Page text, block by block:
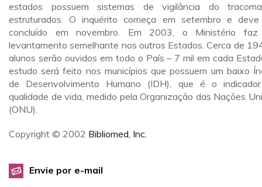
estados possuem sistemas de vigilância do
estruturados. O inquérito começa em setembro e
concluído em novembro. Em 2003, o Ministério faz
levantamento semelhante nos outros Estados. Cerca de
alunos serão ouvidos em todo o País – 7 mil em cada
estudo será feito nos municípios que possuem um baixo
de Desenvolvimento Humano (IDH), que é o
qualidade de vida, medido pela Organização das Nações
(ONU).
Copyright © 2002 Bibliomed, Inc.
Envie por e-mail